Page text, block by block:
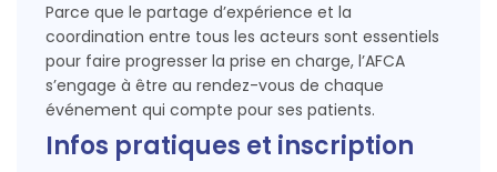
Parce que le partage d’expérience et la
coordination entre tous les acteurs sont essentiels
pour faire progresser la prise en charge, l’AFCA
s’engage à être au rendez-vous de chaque
événement qui compte pour ses patients.
Infos pratiques et inscription